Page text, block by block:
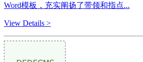
Word模板，充实阐扬了带领和指点...
View Details >